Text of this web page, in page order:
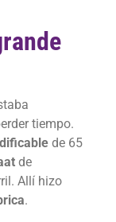
tiempo.
de 65
de
Allí hizo
.